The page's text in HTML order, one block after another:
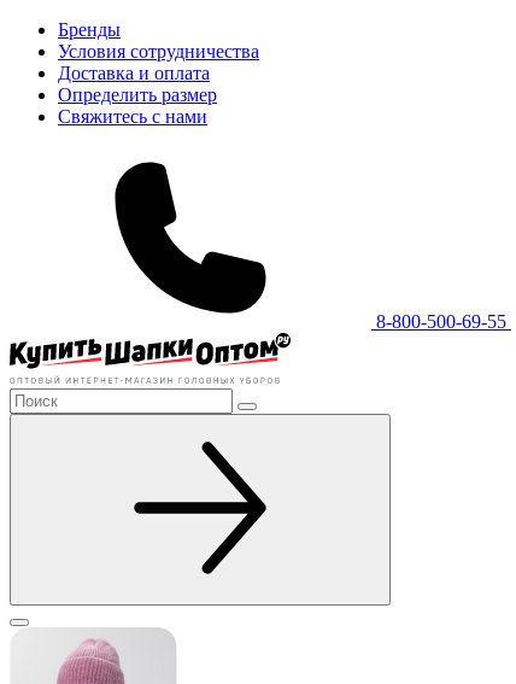
Бренды
Условия сотрудничества
Доставка и оплата
Определить размер
Свяжитесь с нами
8-800-500-69-55